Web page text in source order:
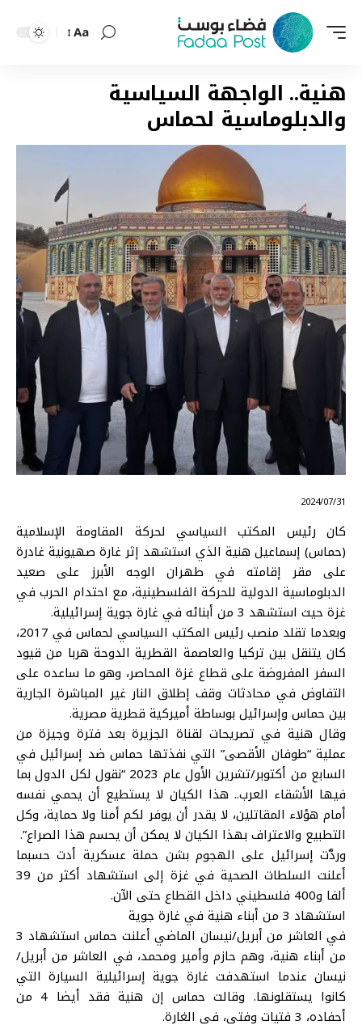
Font
Aa
هنية.. الواجهة السياسية
والدبلوماسية لحماس
⠀ 2024/07/31
كان رئيس المكتب السياسي لحركة المقاومة الإسلامية
(حماس) إسماعيل هنية الذي استشهد إثر غارة صهيونية غادرة
على مقر إقامته في طهران الوجه الأبرز على صعيد
الدبلوماسية الدولية للحركة الفلسطينية، مع احتدام الحرب في
غزة حيث استشهد 3 من أبنائه في غارة جوية إسرائيلية.
وبعدما تقلد منصب رئيس المكتب السياسي لحماس في 2017،
كان يتنقل بين تركيا والعاصمة القطرية الدوحة هربا من قيود
السفر المفروضة على قطاع غزة المحاصر، وهو ما ساعده على
التفاوض في محادثات وقف إطلاق النار غير المباشرة الجارية
بين حماس وإسرائيل بوساطة أميركية قطرية مصرية.
وقال هنية في تصريحات لقناة الجزيرة بعد فترة وجيزة من
عملية “طوفان الأقصى” التي نفذتها حماس ضد إسرائيل في
السابع من أكتوبر/تشرين الأول عام 2023 “نقول لكل الدول بما
فيها الأشقاء العرب.. هذا الكيان لا يستطيع أن يحمي نفسه
أمام هؤلاء المقاتلين، لا يقدر أن يوفر لكم أمنا ولا حماية، وكل
التطبيع والاعتراف بهذا الكيان لا يمكن أن يحسم هذا الصراع”.
وردَّت إسرائيل على الهجوم بشن حملة عسكرية أدت حسبما
أعلنت السلطات الصحية في غزة إلى استشهاد أكثر من 39
ألفا و400 فلسطيني داخل القطاع حتى الآن.
استشهاد 3 من أبناء هنية في غارة جوية
في العاشر من أبريل/نيسان الماضي أعلنت حماس استشهاد 3
من أبناء هنية، وهم حازم وأمير ومحمد، في العاشر من أبريل/
نيسان عندما استهدفت غارة جوية إسرائيلية السيارة التي
كانوا يستقلونها. وقالت حماس إن هنية فقد أيضا 4 من
أحفاده، 3 فتيات وفتى، في الغارة.